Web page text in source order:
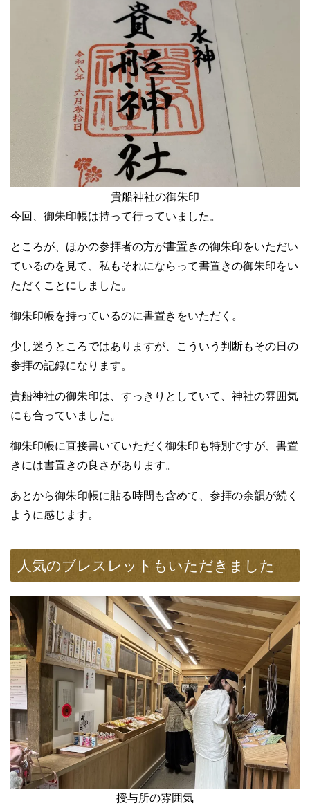
貴船神社の御朱印
今回、御朱印帳は持って行っていました。
ところが、ほかの参拝者の方が書置きの御朱印をいただい
ているのを見て、私もそれにならって書置きの御朱印をい
ただくことにしました。
御朱印帳を持っているのに書置きをいただく。
少し迷うところではありますが、こういう判断もその日の
参拝の記録になります。
貴船神社の御朱印は、すっきりとしていて、神社の雰囲気
にも合っていました。
御朱印帳に直接書いていただく御朱印も特別ですが、書置
きには書置きの良さがあります。
あとから御朱印帳に貼る時間も含めて、参拝の余韻が続く
ように感じます。
人気のブレスレットもいただきました
授与所の雰囲気